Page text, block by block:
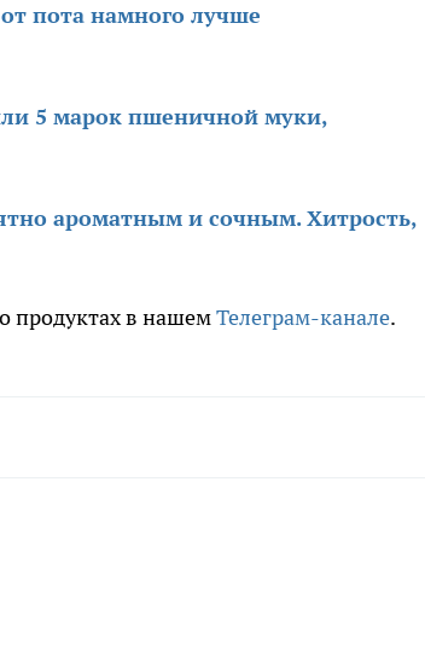
пота намного лучше
5 марок пшеничной муки,
ароматным и сочным. Хитрость,
продуктах в нашемТелеграм-канале.